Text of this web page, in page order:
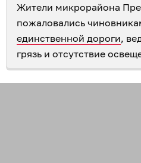
Жители микрорайона
пожаловались
единственной дороги,
грязь и отсутствие